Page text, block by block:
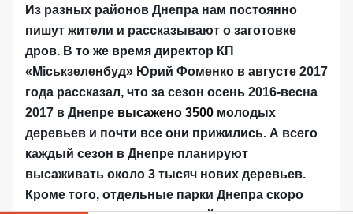
Из разных районов Днепра нам постоянно
пишут жители и рассказывают о заготовке
дров. В то же время директор КП
«Міськзеленбуд» Юрий Фоменко в августе 2017
года рассказал, что за сезон осень 2016-весна
2017 в Днепре высажено 3500 молодых
деревьев и почти все они прижились. А всего
каждый сезон в Днепре планируют
высаживать около 3 тысяч нових деревьев.
Кроме того, отдельные парки Днепра скоро